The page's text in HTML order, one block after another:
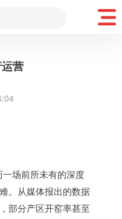
营
场前所未有的深度
。从媒体报出的数据
部分产区开窑率甚至